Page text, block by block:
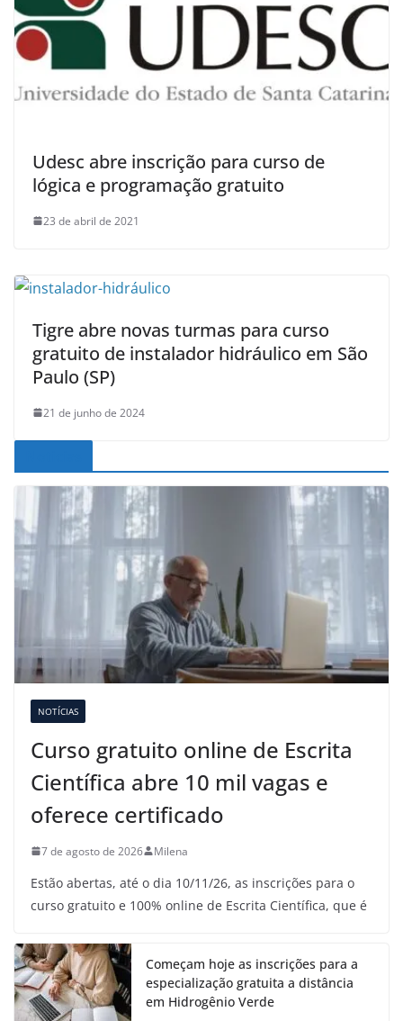
Udesc abre inscrição para curso de
lógica e programação gratuito
23 de abril de 2021
Tigre abre novas turmas para curso
gratuito de instalador hidráulico em São
Paulo (SP)
21 de junho de 2024
NOTÍCIAS
Curso gratuito online de Escrita
Científica abre 10 mil vagas e
oferece certificado
7 de agosto de 2026 Milena
Estão abertas, até o dia 10/11/26, as inscrições para o
curso gratuito e 100% online de Escrita Científica, que é
Começam hoje as inscrições para a
especialização gratuita a distância
em Hidrogênio Verde